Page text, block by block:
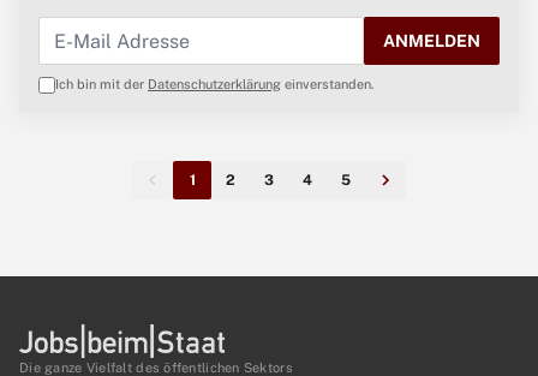
ANMELDEN
Ich bin mit der Datenschutzerklärung einverstanden.
1 2 3 4 5
Die ganze Vielfalt des öffentlichen Sektors